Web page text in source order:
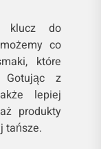
klucz do
co
które
z
lepiej
produkty
tańsze.